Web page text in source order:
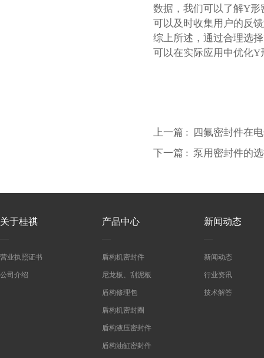
数据，我们可以了解Y
可以及时收集用户的反
综上所述，通过合理选
可以在实际应用中优化
上一篇 : 四氟密封件在
下一篇 : 泵用密封件的
关于桂祺
营业执照证书
公司介绍
产品中心
盾构机密封件
尼龙板、刮泥板
盾构修理包
盾构机密封圈
盾构液压密封件
盾构油缸密封件
新闻动态
新闻动态
行业资讯
技术解答